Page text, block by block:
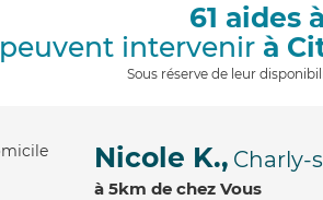
61 aides
peuvent intervenir à
Sous réserve de leur
Nicole K., Charly-
à 5km de chez Vous